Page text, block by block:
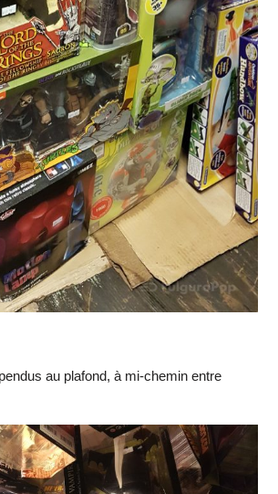
au plafond, à mi-chemin entre